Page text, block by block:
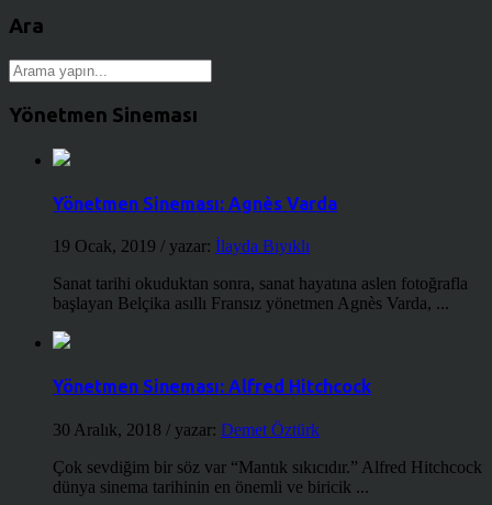
Ara
Yönetmen Sineması
Yönetmen Sineması: Agnès Varda
19 Ocak, 2019 / yazar: İlayda Bıyıklı
Sanat tarihi okuduktan sonra, sanat hayatına aslen fotoğrafla
başlayan Belçika asıllı Fransız yönetmen Agnès Varda, ...
Yönetmen Sineması: Alfred Hitchcock
30 Aralık, 2018 / yazar: Demet Öztürk
Çok sevdiğim bir söz var “Mantık sıkıcıdır.” Alfred Hitchcock
dünya sinema tarihinin en önemli ve biricik ...